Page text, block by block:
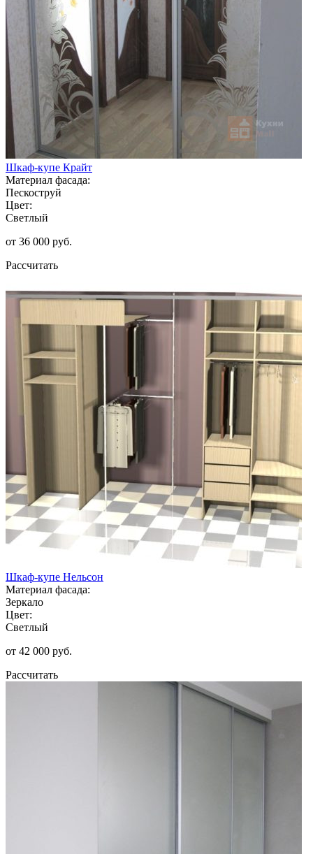
Шкаф-купе Крайт
Материал фасада:
Пескоструй
Цвет:
Светлый
от 36 000 руб.
Рассчитать
Шкаф-купе Нельсон
Материал фасада:
Зеркало
Цвет:
Светлый
от 42 000 руб.
Рассчитать